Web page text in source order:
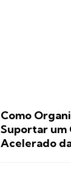
Como
Suportar um
Acelerado